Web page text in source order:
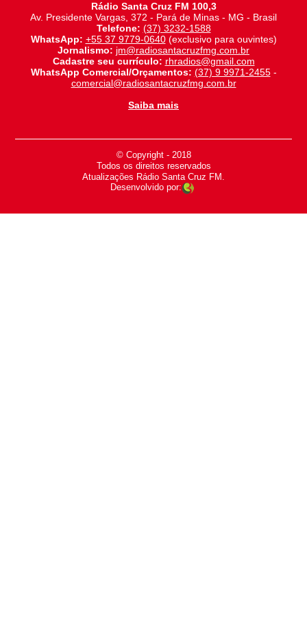
Rádio Santa Cruz FM 100,3
Av. Presidente Vargas, 372 - Pará de Minas - MG - Brasil
Telefone: (37) 3232-1588
WhatsApp: +55 37 9779-0640(exclusivo para ouvintes)
Jornalismo: jm@radiosantacruzfmg.com.br
Cadastre seu currículo: rhradios@gmail.com
WhatsApp Comercial/Orçamentos: (37) 9 9971-2455-
comercial@radiosantacruzfmg.com.br
Saiba mais
© Copyright - 2018
-
Todos os direitos reservados
-
Atualizações Rádio Santa Cruz FM.
Desenvolvido por: